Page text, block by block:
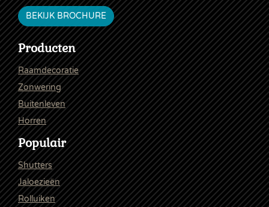
BEKIJK BROCHURE
Producten
Raamdecoratie
Zonwering
Buitenleven
Horren
Populair
Shutters
Jaloezieën
Rolluiken